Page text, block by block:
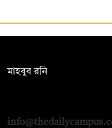
মাহবুব রনি